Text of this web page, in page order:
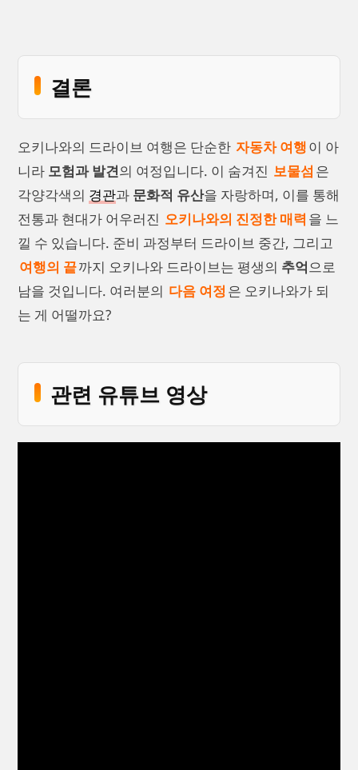
결론
오키나와의 드라이브 여행은 단순한 자동차 여행이 아
니라 모험과 발견의 여정입니다. 이 숨겨진 보물섬 은
각양각색의 경관과 문화적 유산을 자랑하며, 이를 통해
전통과 현대가 어우러진 오키나와의 진정한 매력 을 느
낄 수 있습니다. 준비 과정부터 드라이브 중간, 그리고
여행의 끝까지 오키나와 드라이브는 평생의 추억으로
남을 것입니다. 여러분의 다음 여정은 오키나와가 되
는 게 어떨까요?
관련 유튜브 영상